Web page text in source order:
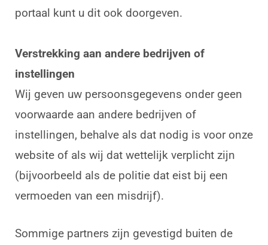
portaal kunt u dit ook doorgeven.
Verstrekking aan andere bedrijven of
instellingen
Wij geven uw persoonsgegevens onder geen
voorwaarde aan andere bedrijven of
instellingen, behalve als dat nodig is voor onze
website of als wij dat wettelijk verplicht zijn
(bijvoorbeeld als de politie dat eist bij een
vermoeden van een misdrijf).
Sommige partners zijn gevestigd buiten de